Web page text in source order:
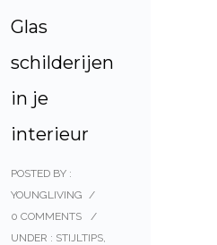
Glas
schilderijen
in je
interieur
POSTED BY :
YOUNGLIVING /
0 COMMENTS
/
UNDER : STIJLTIPS,